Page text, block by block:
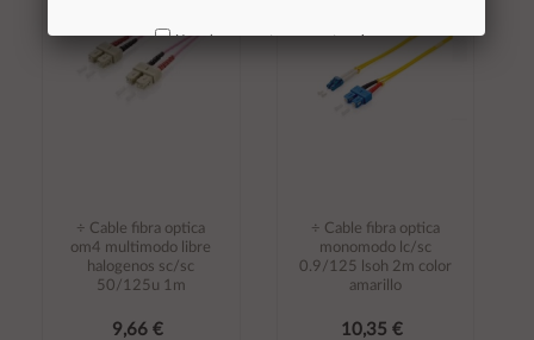
÷ Cable fibra optica
om4 multimodo libre
halogenos sc/sc
50/125u 1m
9,66 €
÷ Cable fibra optica
monomodo lc/sc
0.9/125 lsoh 2m color
amarillo
10,35 €
No volver a mostrar mas este aviso